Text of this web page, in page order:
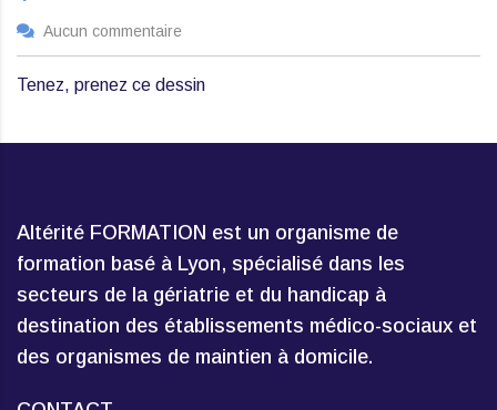
Aucun commentaire
Tenez, prenez ce dessin
Altérité FORMATION est un organisme de
formation basé à Lyon, spécialisé dans les
secteurs de la gériatrie et du handicap à
destination des établissements médico-sociaux et
des organismes de maintien à domicile.